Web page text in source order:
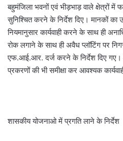
बहुमंजिला भवनों एवं भीड़भाड़ वाले क्षेत्रों में
सुनिश्चित करने के निर्देश दिए। मानकों
नियमानुसार कार्यवाही करने के साथ ही
रोक लगाने के साथ ही अवैध प्लॉटिंग पर
एफ.आई.आर. दर्ज करने के निर्देश दिए गए।
प्रकरणों की भी समीक्षा कर आवश्यक
शासकीय योजनाओ में प्रगति लाने के निर्देश